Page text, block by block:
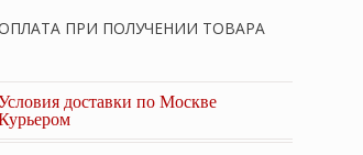
200х220см. Состав: 100% хлопок.
ПРИ ПОЛУЧЕНИИ ТОВАРА
доставки по Москве